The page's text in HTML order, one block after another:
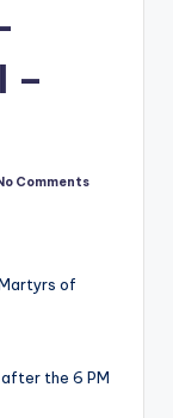
–
Comments
of
the 6 PM